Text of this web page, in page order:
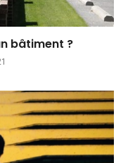
bâtiment ?